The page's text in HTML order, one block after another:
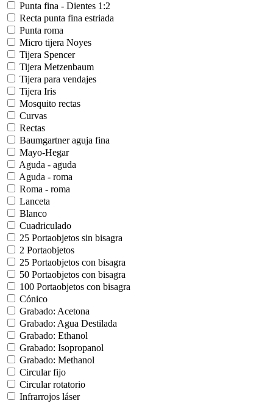
Punta fina - Dientes 1:2
Recta punta fina estriada
Punta roma
Micro tijera Noyes
Tijera Spencer
Tijera Metzenbaum
Tijera para vendajes
Tijera Iris
Mosquito rectas
Curvas
Rectas
Baumgartner aguja fina
Mayo-Hegar
Aguda - aguda
Aguda - roma
Roma - roma
Lanceta
Blanco
Cuadriculado
25 Portaobjetos sin bisagra
2 Portaobjetos
25 Portaobjetos con bisagra
50 Portaobjetos con bisagra
100 Portaobjetos con bisagra
Cónico
Grabado: Acetona
Grabado: Agua Destilada
Grabado: Ethanol
Grabado: Isopropanol
Grabado: Methanol
Circular fijo
Circular rotatorio
Infrarrojos láser